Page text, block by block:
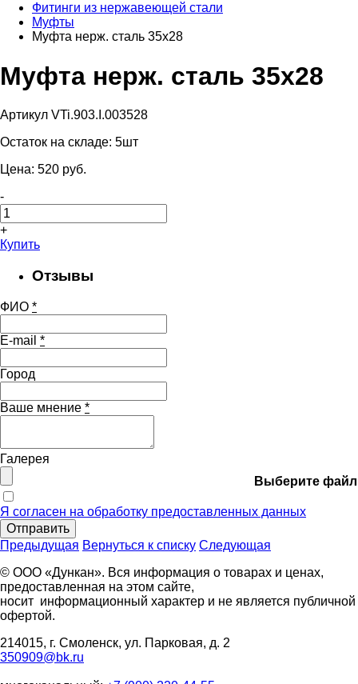
Фитинги из нержавеющей стали
Муфты
Муфта нерж. сталь 35х28
Муфта нерж. сталь 35х28
Артикул VTi.903.I.003528
Остаток на складе: 5шт
Цена: 520 pуб.
-
+
Купить
Отзывы
ФИО *
E-mail *
Город
Ваше мнение *
Галерея
Выберите файл
Я согласен на обработку предоставленных данных
Отправить
Предыдущая Вернуться к списку Следующая
© ООО «Дункан». Вся информация о товарах и ценах,
предоставленная на этом сайте,
носит информационный характер и не является публичной
офертой.
214015, г. Смоленск, ул. Парковая, д. 2
350909@bk.ru